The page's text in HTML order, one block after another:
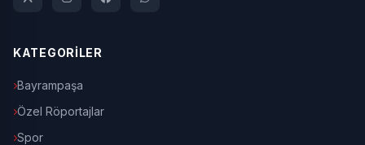
KATEGORİLER
Bayrampaşa
Özel Röportajlar
Spor